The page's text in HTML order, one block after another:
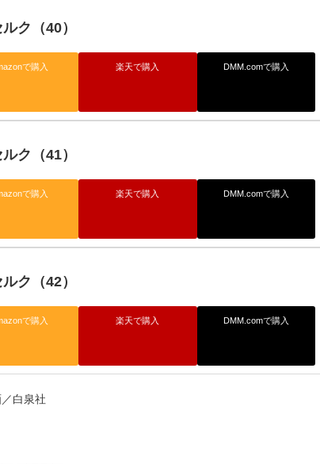
ク（40）
で購入 楽天で購入 DMM.comで購入
ク（41）
で購入 楽天で購入 DMM.comで購入
ク（42）
で購入 楽天で購入 DMM.comで購入
白泉社